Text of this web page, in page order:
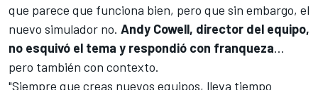
que parece que funciona bien, pero que sin embargo, el
nuevo simulador no. Andy Cowell, director del equipo,
no esquivó el tema y respondió con franqueza…
pero también con contexto.
"Siempre que creas nuevos equipos, lleva tiempo